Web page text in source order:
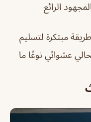
الرائع
مبتكرة لتسليم
عشوائي نوعًا ما